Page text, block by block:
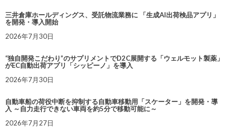
三井倉庫ホールディングス、受託物流業務に 「生成AI出荷検品アプリ」
を開発・導入開始
2026年7月30日
“独自開発こだわり”のサプリメントでD2C展開する「ウェルモット製薬」
がEC自動出荷アプリ「シッピーノ」を導入
2026年7月30日
自動車船の荷役中断を抑制する自動車移動用「スケーター」を開発・導
入 ～自力走行できない車両を約5分で移動可能に～
2026年7月27日